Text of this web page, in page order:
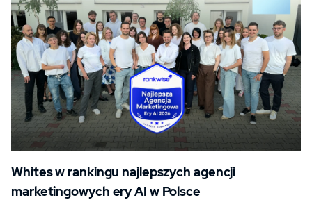
Whites w rankingu najlepszych agencji
marketingowych ery AI w Polsce